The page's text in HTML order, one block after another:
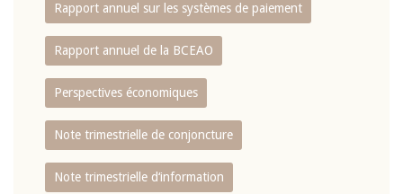
Rapport annuel sur les systèmes de paiement
Rapport annuel de la BCEAO
Perspectives économiques
Note trimestrielle de conjoncture
Note trimestrielle d‘information